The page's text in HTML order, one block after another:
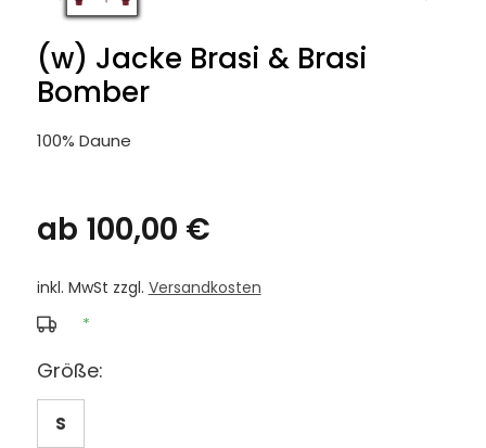
(w) Jacke Brasi & Brasi
Bomber
100% Daune
ab 100,00 €
inkl. MwSt zzgl. Versandkosten
*
Größe:
S